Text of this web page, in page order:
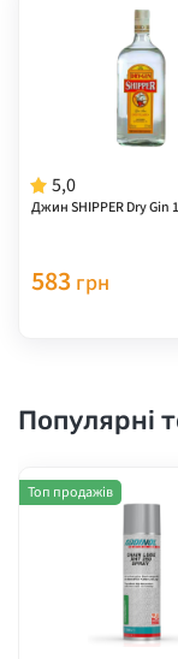
5,0
Джин SHIPPER Dry Gin
583 грн
Популярні
Топ продажів